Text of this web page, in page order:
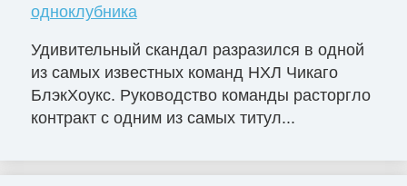
одноклубника
Удивительный скандал разразился в одной
из самых известных команд НХЛ Чикаго
БлэкХоукс. Руководство команды расторгло
контракт с одним из самых титул...